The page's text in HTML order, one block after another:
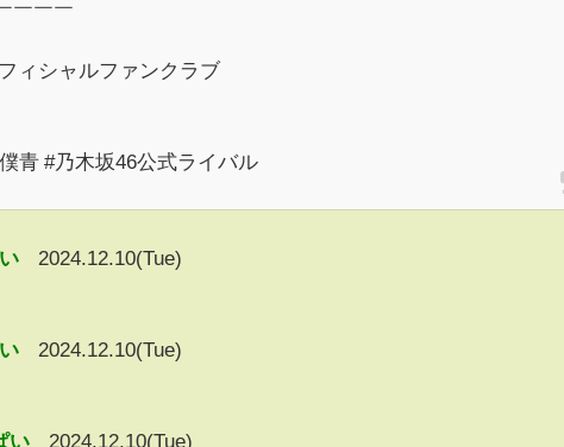
￣￣￣
ィシャルファンクラブ
青 #乃木坂46公式ライバル
2024.12.10(Tue)
2024.12.10(Tue)
い 2024.12.10(Tue)